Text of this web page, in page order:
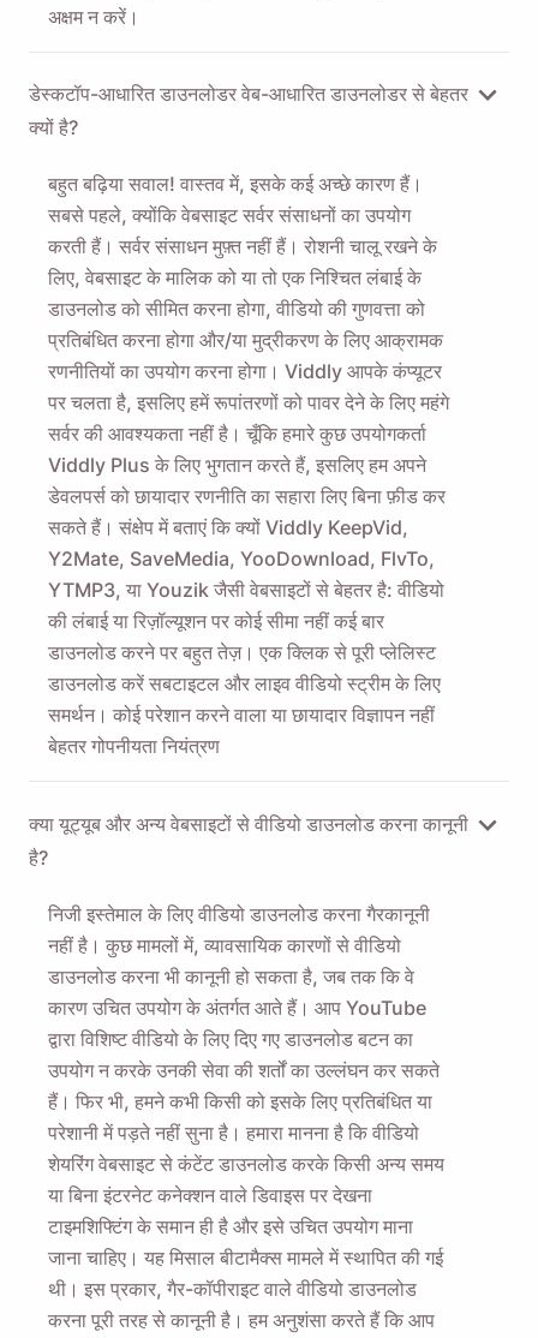
अक्षम न करें।
डेस्कटॉप-आधारित डाउनलोडर वेब-आधारित डाउनलोडर से बेहतर
क्यों है?
बहुत बढ़िया सवाल! वास्तव में, इसके कई अच्छे कारण हैं।
सबसे पहले, क्योंकि वेबसाइट सर्वर संसाधनों का उपयोग
करती हैं। सर्वर संसाधन मुफ़्त नहीं हैं। रोशनी चालू रखने के
लिए, वेबसाइट के मालिक को या तो एक निश्चित लंबाई के
डाउनलोड को सीमित करना होगा, वीडियो की गुणवत्ता को
प्रतिबंधित करना होगा और/या मुद्रीकरण के लिए आक्रामक
रणनीतियों का उपयोग करना होगा। Viddly आपके कंप्यूटर
पर चलता है, इसलिए हमें रूपांतरणों को पावर देने के लिए महंगे
सर्वर की आवश्यकता नहीं है। चूँकि हमारे कुछ उपयोगकर्ता
Viddly Plus के लिए भुगतान करते हैं, इसलिए हम अपने
डेवलपर्स को छायादार रणनीति का सहारा लिए बिना फ़ीड कर
सकते हैं। संक्षेप में बताएं कि क्यों Viddly KeepVid,
Y2Mate, SaveMedia, YooDownload, FlvTo,
YTMP3, या Youzik जैसी वेबसाइटों से बेहतर है: वीडियो
की लंबाई या रिज़ॉल्यूशन पर कोई सीमा नहीं कई बार
डाउनलोड करने पर बहुत तेज़। एक क्लिक से पूरी प्लेलिस्ट
डाउनलोड करें सबटाइटल और लाइव वीडियो स्ट्रीम के लिए
समर्थन। कोई परेशान करने वाला या छायादार विज्ञापन नहीं
बेहतर गोपनीयता नियंत्रण
क्या यूट्यूब और अन्य वेबसाइटों से वीडियो डाउनलोड करना कानूनी
है?
निजी इस्तेमाल के लिए वीडियो डाउनलोड करना गैरकानूनी
नहीं है। कुछ मामलों में, व्यावसायिक कारणों से वीडियो
डाउनलोड करना भी कानूनी हो सकता है, जब तक कि वे
कारण उचित उपयोग के अंतर्गत आते हैं। आप YouTube
द्वारा विशिष्ट वीडियो के लिए दिए गए डाउनलोड बटन का
उपयोग न करके उनकी सेवा की शर्तों का उल्लंघन कर सकते
हैं। फिर भी, हमने कभी किसी को इसके लिए प्रतिबंधित या
परेशानी में पड़ते नहीं सुना है। हमारा मानना ​​है कि वीडियो
शेयरिंग वेबसाइट से कंटेंट डाउनलोड करके किसी अन्य समय
या बिना इंटरनेट कनेक्शन वाले डिवाइस पर देखना
टाइमशिफ्टिंग के समान ही है और इसे उचित उपयोग माना
जाना चाहिए। यह मिसाल बीटामैक्स मामले में स्थापित की गई
थी। इस प्रकार, गैर-कॉपीराइट वाले वीडियो डाउनलोड
करना पूरी तरह से कानूनी है। हम अनुशंसा करते हैं कि आप